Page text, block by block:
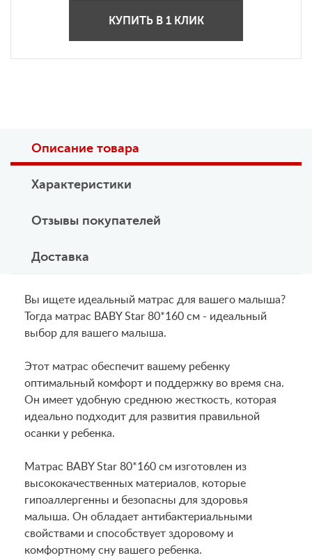
КУПИТЬ В 1 КЛИК
Описание товара
Характеристики
Отзывы покупателей
Доставка
Вы ищете идеальный матрас для вашего малыша?
Тогда матрас BABY Star 80*160 см - идеальный
выбор для вашего малыша.
Этот матрас обеспечит вашему ребенку
оптимальный комфорт и поддержку во время сна.
Он имеет удобную среднюю жесткость, которая
идеально подходит для развития правильной
осанки у ребенка.
Матрас BABY Star 80*160 см изготовлен из
высококачественных материалов, которые
гипоаллергенны и безопасны для здоровья
малыша. Он обладает антибактериальными
свойствами и способствует здоровому и
комфортному сну вашего ребенка.